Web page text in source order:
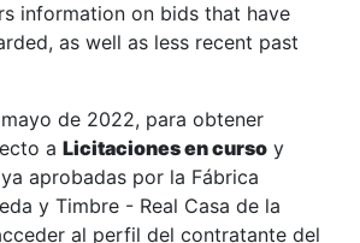
information on bids that have
as well as less recent past
de 2022, para obtener
a Licitaciones en curso y
ya aprobadas por la Fábrica
y Timbre - Real Casa de la
al perfil del contratante del